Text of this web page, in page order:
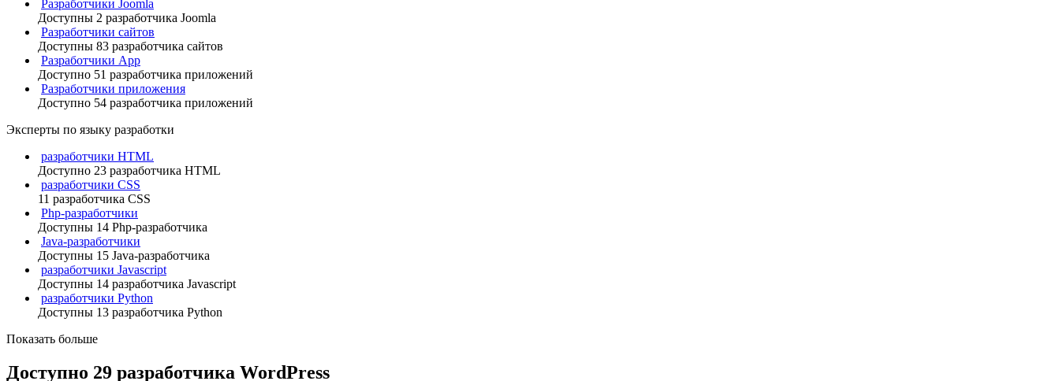
Разработчики Joomla
Доступны 2 разработчика Joomla
Разработчики сайтов
Доступны 83 разработчика сайтов
Разработчики App
Доступно 51 разработчика приложений
Разработчики приложения
Доступно 54 разработчика приложений
Эксперты по языку разработки
разработчики HTML
Доступно 23 разработчика HTML
разработчики CSS
11 разработчика CSS
Php-разработчики
Доступны 14 Php-разработчика
Java-разработчики
Доступны 15 Java-разработчика
разработчики Javascript
Доступны 14 разработчика Javascript
разработчики Python
Доступны 13 разработчика Python
Показать больше
Доступно 29 разработчика WordPress